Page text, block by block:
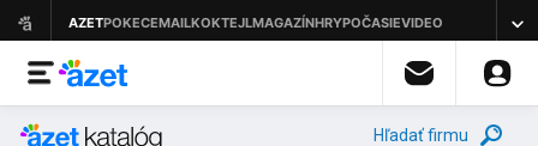
Hľadať firmu